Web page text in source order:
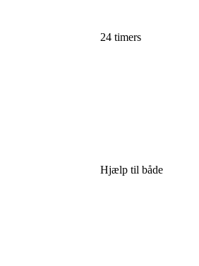
24 timers
Hjælp til både